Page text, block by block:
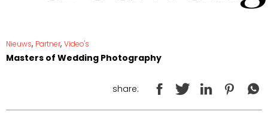
Nieuws, Partner, Video's
Masters of Wedding Photography
share: